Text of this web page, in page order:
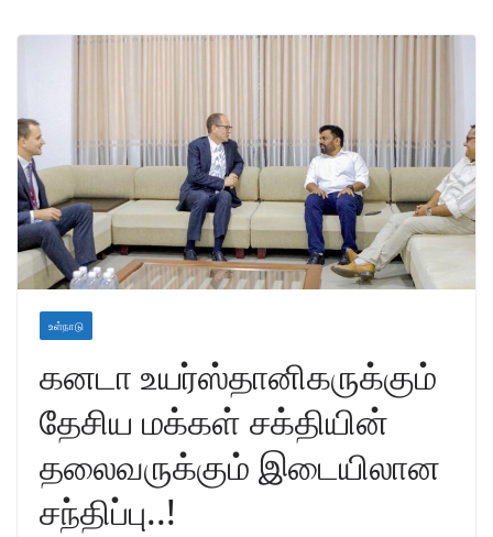
உள்நாடு
கனடா உயர்ஸ்தானிகருக்கும்
தேசிய மக்கள் சக்தியின்
தலைவருக்கும் இடையிலான
சந்திப்பு..!